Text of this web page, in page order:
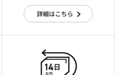
詳細はこちら